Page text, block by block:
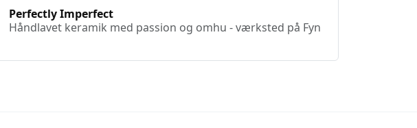
Perfectly Imperfect
Håndlavet keramik med passion og omhu - værksted på Fyn